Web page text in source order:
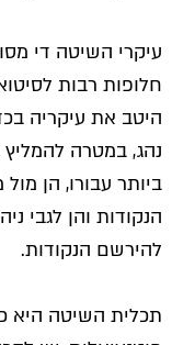
עיקרי השיטה די
חלופות רבות
היטב את עיקריה
נהג, במטרה
ביותר עבורו, הן
הנקודות והן לגבי
להירשם הנקודות.
תכלית השיטה היא